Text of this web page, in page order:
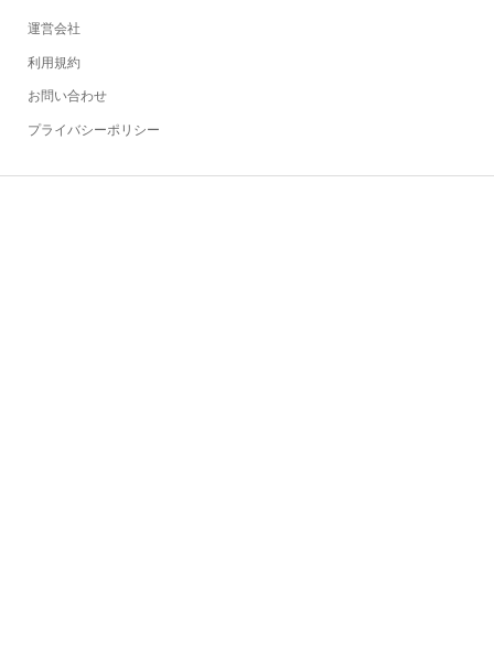
運営会社
利用規約
お問い合わせ
プライバシーポリシー